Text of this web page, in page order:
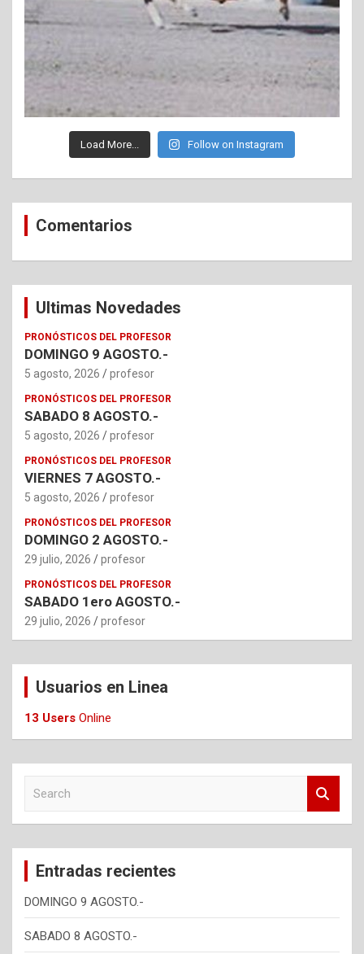
Load More... Follow on Instagram
Comentarios
Ultimas Novedades
PRONÓSTICOS DEL PROFESOR
DOMINGO 9 AGOSTO.-
5 agosto, 2026 profesor
PRONÓSTICOS DEL PROFESOR
SABADO 8 AGOSTO.-
5 agosto, 2026 profesor
PRONÓSTICOS DEL PROFESOR
VIERNES 7 AGOSTO.-
5 agosto, 2026 profesor
PRONÓSTICOS DEL PROFESOR
DOMINGO 2 AGOSTO.-
29 julio, 2026 profesor
PRONÓSTICOS DEL PROFESOR
SABADO 1ero AGOSTO.-
29 julio, 2026 profesor
Usuarios en Linea
13 Users Online
c
Entradas recientes
DOMINGO 9 AGOSTO.-
SABADO 8 AGOSTO.-